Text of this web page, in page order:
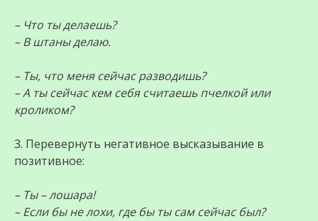
– Что ты делаешь?
– В штаны делаю.
– Ты, что меня сейчас разводишь?
– А ты сейчас кем себя считаешь пчелкой или
кроликом?
3. Перевернуть негативное высказывание в
позитивное:
– Ты – лошара!
– Если бы не лохи, где бы ты сам сейчас был?